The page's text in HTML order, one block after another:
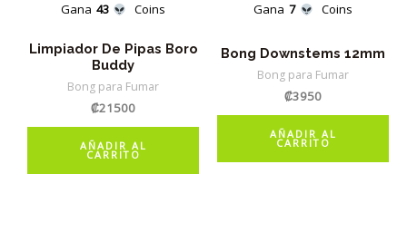
Gana 43 Coins
Limpiador De Pipas Boro
Buddy
Bong para Fumar
₡21500
AÑADIR AL
CARRITO
Gana 7 Coins
Bong Downstems 12mm
Bong para Fumar
₡3950
AÑADIR AL
CARRITO